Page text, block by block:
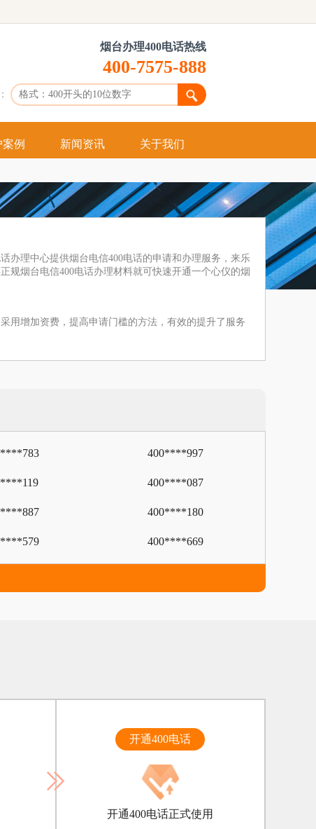
烟台办理400电话热线
400-7575-888
例 新闻资讯
申请400
关于我们
办理中心提供烟台电信400电话的申请和办理服务，来乐
规烟台电信400电话办理材料就可快速开通一个心仪的烟
用增加资费，提高申请门槛的方法，有效的提升了服务
400****997
400****087
400****180
400****669
开通400电话
开通400电话正式使用